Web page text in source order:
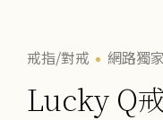
戒指/對戒 網路獨
Lucky Q